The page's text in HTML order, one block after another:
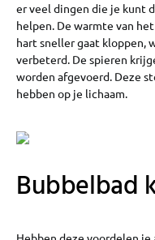
er veel dingen die je kunt
helpen. De warmte van
hart sneller gaat kloppen,
verbeterd. De spieren
worden afgevoerd. Deze
hebben op je lichaam.
Bubbelbad